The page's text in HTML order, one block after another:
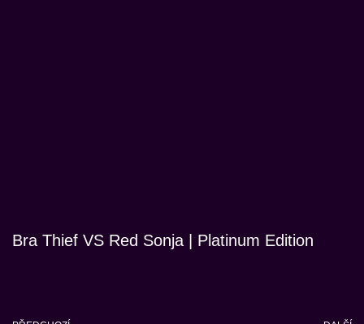
Bra Thief VS Red Sonja | Platinum Edition